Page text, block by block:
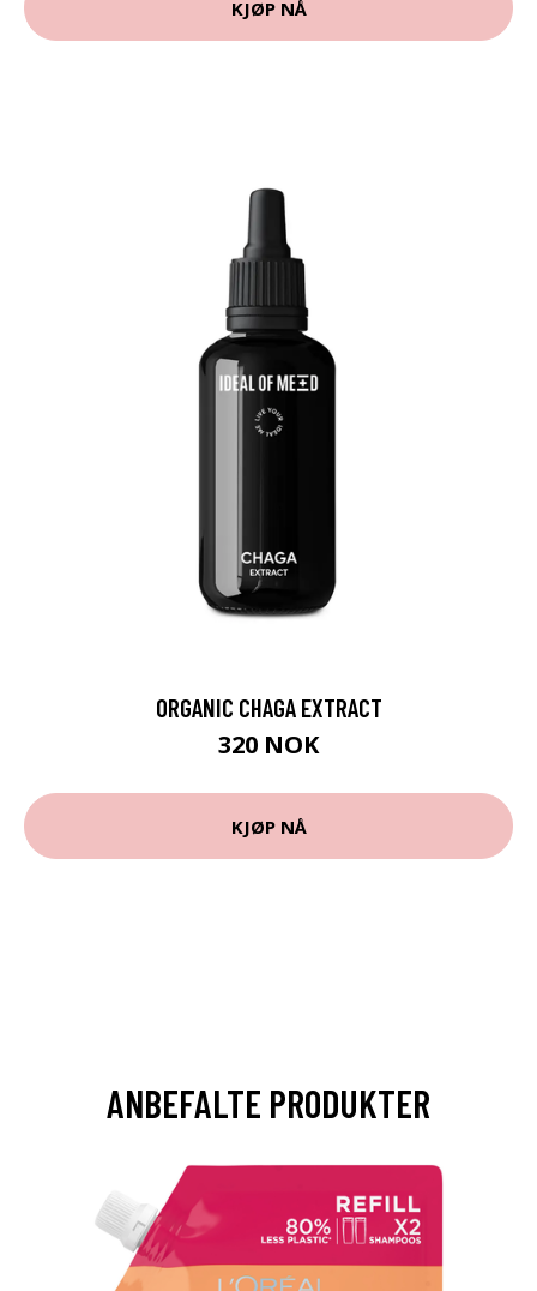
KJØP NÅ
ORGANIC CHAGA EXTRACT
320 NOK
KJØP NÅ
ANBEFALTE PRODUKTER